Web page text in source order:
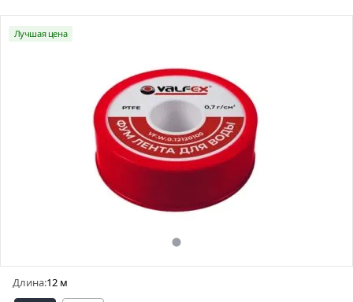
Лучшая цена
Длина:12 м